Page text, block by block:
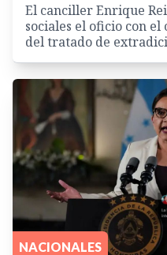
El canciller Enrique
sociales el oficio con
del tratado de
NACIONALES